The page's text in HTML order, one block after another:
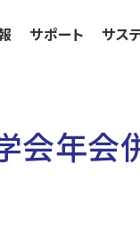
サポート サス
会年会